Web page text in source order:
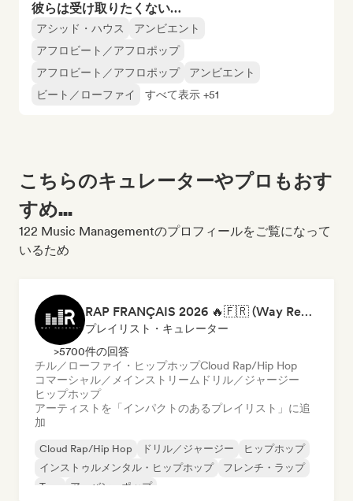
彼らは受け取りたくない…
アシッド・ハウス
アンビエント
アフロビート／アフロポップ
アフロビート／アフロポップ
アンビエント
ビート／ローファイ
すべて表示 +51
こちらのキュレーターやプロもおす
すめ...
122 Music Managementのプロフィールをご覧になって
いるため
RAP FRANÇAIS 2026 🔥🇫🇷 (Way Records)
プレイリスト・キュレーター
>5700件の回答
チル／ローファイ・ヒップホップCloud Rap/Hip Hop
コマーシャル／メインストリーム ドリル／ジャージー
ヒップホップ
アーティストを「インパクトのあるプレイリスト」に追
加
Cloud Rap/Hip Hop ドリル／ジャージー
ヒップホップ
インストゥルメンタル・ヒップホップ
フレンチ・ラップ
Trap
アーバン・ポップ